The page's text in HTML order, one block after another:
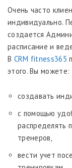
Очень часто
индивидуально.
создается
расписание и
В CRM fitness365
этого. Вы можете:
создавать
с помощью
распределять
тренеров,
вести учет